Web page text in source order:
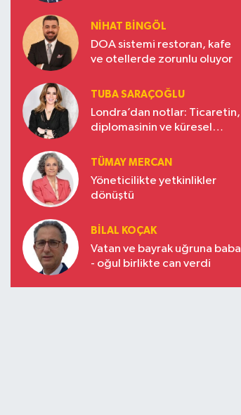
NIHAT BINGÖL
DOA sistemi restoran, kafe
ve otellerde zorunlu oluyor
TUBA SARAÇOĞLU
Londra’dan notlar: Ticaretin,
diplomasinin ve küresel
Türkiye’nin yükselen gücü
TÜMAY MERCAN
Yöneticilikte yetkinlikler
dönüştü
BILAL KOÇAK
Vatan ve bayrak uğruna baba
- oğul birlikte can verdi